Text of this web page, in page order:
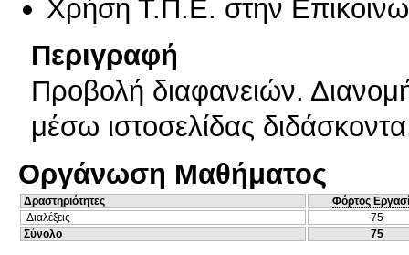
Χρήση Τ.Π.Ε. στην
Περιγραφή
Προβολή διαφανειών.
μέσω ιστοσελίδας
Οργάνωση Μαθήματος
Δραστηριότητες
Φόρτος
Διαλέξεις
75
Σύνολο
75